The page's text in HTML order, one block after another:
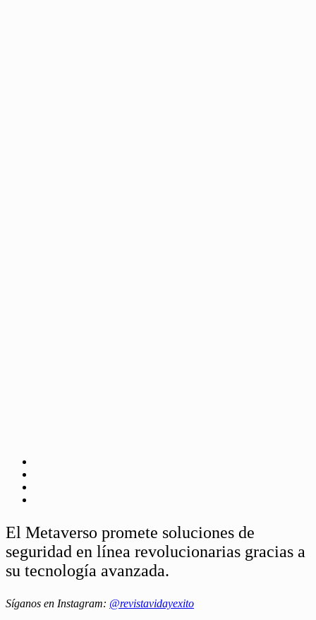
El Metaverso promete soluciones de
seguridad en línea revolucionarias gracias a
su tecnología avanzada.
Síganos en Instagram: @revistavidayexito